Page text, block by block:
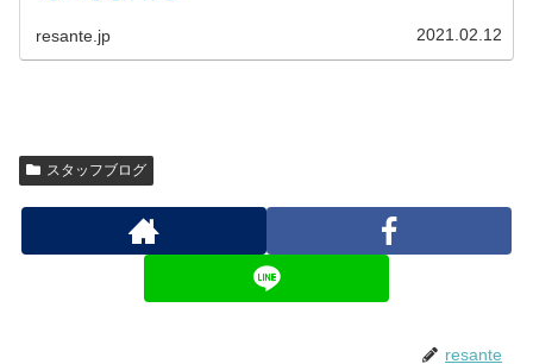
resante.jp 2021.02.12
スタッフブログ
resante